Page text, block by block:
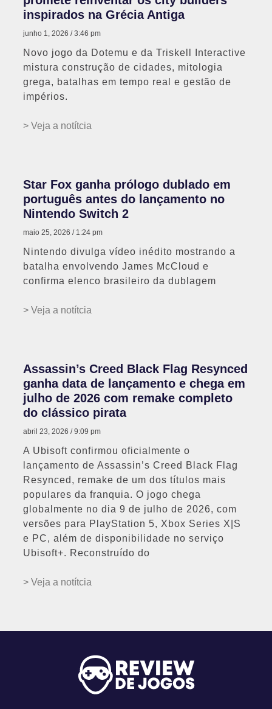
inspirados na Grécia Antiga
junho 1, 2026 3:46 pm
Novo jogo da Dotemu e da Triskell Interactive
mistura construção de cidades, mitologia
grega, batalhas em tempo real e gestão de
impérios.
> Veja a notítcia
Star Fox ganha prólogo dublado em
português antes do lançamento no
Nintendo Switch 2
maio 25, 2026 1:24 pm
Nintendo divulga vídeo inédito mostrando a
batalha envolvendo James McCloud e
confirma elenco brasileiro da dublagem
> Veja a notítcia
Assassin’s Creed Black Flag Resynced
ganha data de lançamento e chega em
julho de 2026 com remake completo
do clássico pirata
abril 23, 2026 9:09 pm
A Ubisoft confirmou oficialmente o
lançamento de Assassin’s Creed Black Flag
Resynced, remake de um dos títulos mais
populares da franquia. O jogo chega
globalmente no dia 9 de julho de 2026, com
versões para PlayStation 5, Xbox Series X|S
e PC, além de disponibilidade no serviço
Ubisoft+. Reconstruído do
> Veja a notítcia